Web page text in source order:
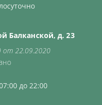
Балканской, д. 23
от 22.09.2020
до 22:00